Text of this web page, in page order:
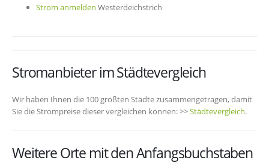
Strom anmelden Westerdeichstrich
Stromanbieter im Städtevergleich
Wir haben Ihnen die 100 größten Städte zusammengetragen, damit
Sie die Strompreise dieser vergleichen können: >>Städtevergleich.
Weitere Orte mit den Anfangsbuchstaben